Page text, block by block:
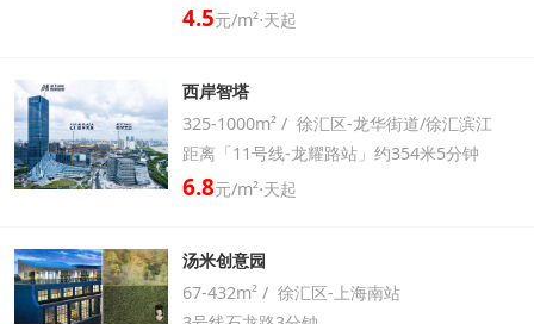
4.5元/m²⋅天起
西岸智塔
325-1000m² / 徐汇区-龙华街道/徐汇滨江
距离「11号线-龙耀路站」约354米5分钟
6.8元/m²⋅天起
汤米创意园
67-432m² / 徐汇区-上海南站